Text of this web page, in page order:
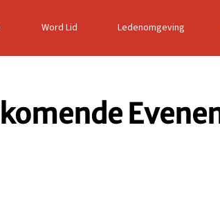
Word Lid Ledenomgeving